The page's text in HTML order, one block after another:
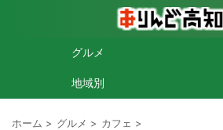
グルメ
地域別
ホーム > グルメ > カフェ >